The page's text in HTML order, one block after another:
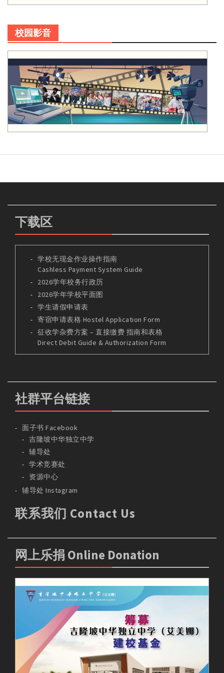
校园影音
下载区
学校无现金作业操作指南
Cashless Payment System Guide
2026学年校务行政历
2026学年学校平面图
学生请假申请表
寄宿申请表格 Hostel Application Form
征收学杂费方案 – 直接缴费 指南和表格
Direct Debit Guide & Authorization Form
社群平台链接
面子书 Facebook
吉隆坡中华独立中学
辅导处
学术竞赛处
资源中心
辅导处 Instagram
联系我们 Contact Us
网上乐捐 Online Donation